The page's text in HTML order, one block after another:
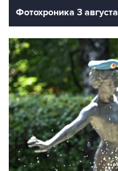
Фотохроника 3 августа